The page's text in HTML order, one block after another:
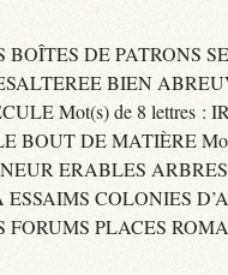
BOÎTES DE PATRONS
BIEN
Mot(s) de 8 lettres :
BOUT DE MATIÈRE
ERABLES ARBRES
COLONIES
FORUMS PLACES